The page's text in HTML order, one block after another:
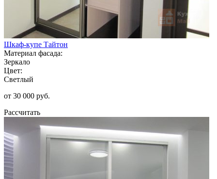
Шкаф-купе Тайтон
Материал фасада:
Зеркало
Цвет:
Светлый
от 30 000 руб.
Рассчитать